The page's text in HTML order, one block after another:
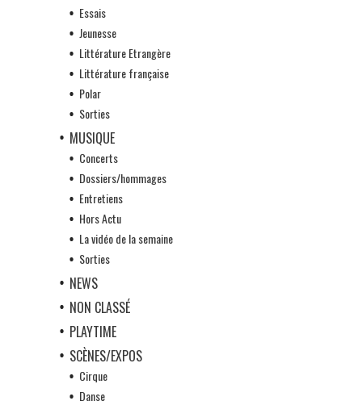
Essais
Jeunesse
Littérature Etrangère
Littérature française
Polar
Sorties
MUSIQUE
Concerts
Dossiers/hommages
Entretiens
Hors Actu
La vidéo de la semaine
Sorties
NEWS
NON CLASSÉ
PLAYTIME
SCÈNES/EXPOS
Cirque
Danse